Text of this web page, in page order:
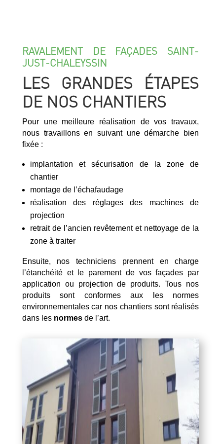
RAVALEMENT DE FAÇADES SAINT-
JUST-CHALEYSSIN
LES GRANDES ÉTAPES
DE NOS CHANTIERS
Pour une meilleure réalisation de vos travaux,
nous travaillons en suivant une démarche bien
fixée :
implantation et sécurisation de la zone de
chantier
montage de l’échafaudage
réalisation des réglages des machines de
projection
retrait de l’ancien revêtement et nettoyage de la
zone à traiter
Ensuite, nos techniciens prennent en charge
l’étanchéité et le parement de vos façades par
application ou projection de produits. Tous nos
produits sont conformes aux les normes
environnementales car nos chantiers sont réalisés
dans les normesde l’art.